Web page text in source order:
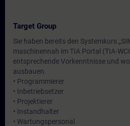
Target Group
Sie haben bereits den Systemkurs
maschinennah im TIA Portal (TIA-
entsprechende Vorkenntnisse und
ausbauen.
• Programmierer
• Inbetriebsetzer
• Projektierer
• Instandhalter
• Wartungspersonal